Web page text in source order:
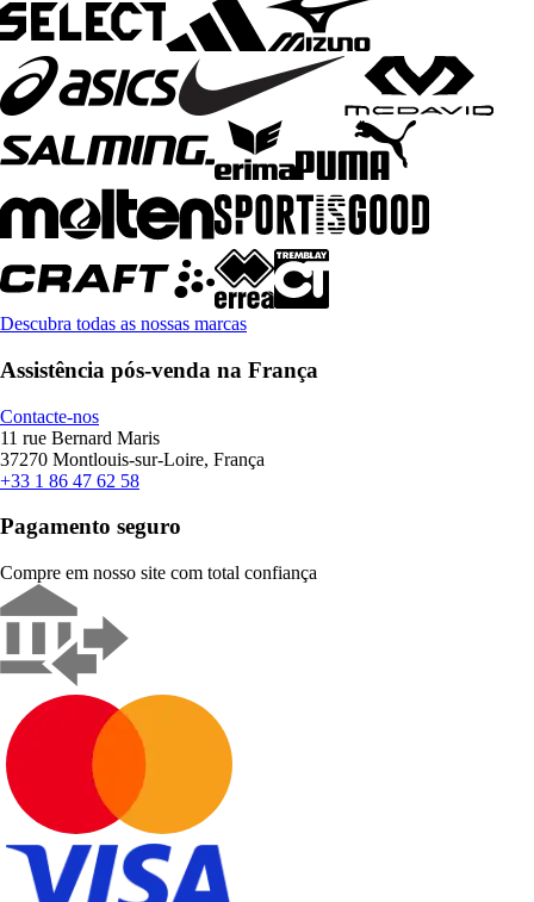
Descubra todas as nossas marcas
Assistência pós-venda na França
Contacte-nos
11 rue Bernard Maris
37270 Montlouis-sur-Loire, França
+33 1 86 47 62 58
Pagamento seguro
Compre em nosso site com total confiança